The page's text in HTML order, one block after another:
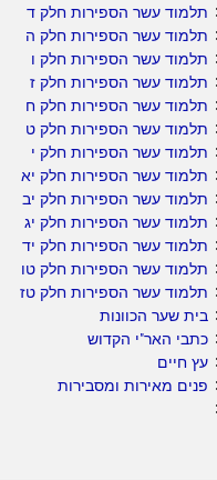
תלמוד עשר הספירות חלק ד
תלמוד עשר הספירות חלק ה
תלמוד עשר הספירות חלק ו
תלמוד עשר הספירות חלק ז
תלמוד עשר הספירות חלק ח
תלמוד עשר הספירות חלק ט
תלמוד עשר הספירות חלק י
תלמוד עשר הספירות חלק יא
תלמוד עשר הספירות חלק יב
תלמוד עשר הספירות חלק יג
תלמוד עשר הספירות חלק יד
תלמוד עשר הספירות חלק טו
תלמוד עשר הספירות חלק טז
בית שער הכוונות
כתבי האר"י הקדוש
עץ חיים
פנים מאירות ומסבירות